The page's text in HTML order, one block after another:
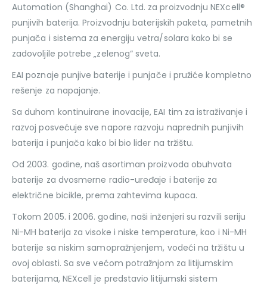
Automation (Shanghai) Co. Ltd. za proizvodnju NEXcell®
punjivih baterija. Proizvodnju baterijskih paketa, pametnih
punjača i sistema za energiju vetra/solara kako bi se
zadovoljile potrebe „zelenog“ sveta.
EAI poznaje punjive baterije i punjače i pružiće kompletno
rešenje za napajanje.
Sa duhom kontinuirane inovacije, EAI tim za istraživanje i
razvoj posvećuje sve napore razvoju naprednih punjivih
baterija i punjača kako bi bio lider na tržištu.
Od 2003. godine, naš asortiman proizvoda obuhvata
baterije za dvosmerne radio-uređaje i baterije za
električne bicikle, prema zahtevima kupaca.
Tokom 2005. i 2006. godine, naši inženjeri su razvili seriju
Ni-MH baterija za visoke i niske temperature, kao i Ni-MH
baterije sa niskim samopražnjenjem, vodeći na tržištu u
ovoj oblasti. Sa sve većom potražnjom za litijumskim
baterijama, NEXcell je predstavio litijumski sistem